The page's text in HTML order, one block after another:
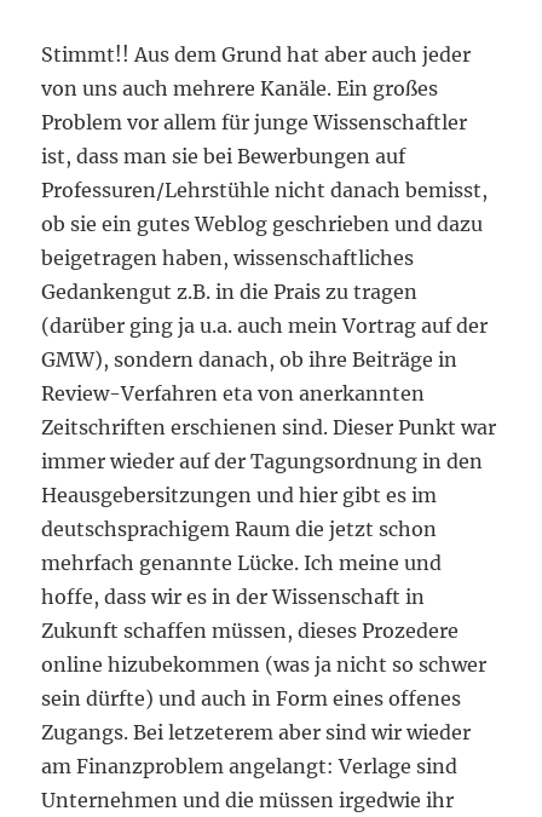
Stimmt!! Aus dem Grund hat aber auch jeder
von uns auch mehrere Kanäle. Ein großes
Problem vor allem für junge Wissenschaftler
ist, dass man sie bei Bewerbungen auf
Professuren/Lehrstühle nicht danach bemisst,
ob sie ein gutes Weblog geschrieben und dazu
beigetragen haben, wissenschaftliches
Gedankengut z.B. in die Prais zu tragen
(darüber ging ja u.a. auch mein Vortrag auf der
GMW), sondern danach, ob ihre Beiträge in
Review-Verfahren eta von anerkannten
Zeitschriften erschienen sind. Dieser Punkt war
immer wieder auf der Tagungsordnung in den
Heausgebersitzungen und hier gibt es im
deutschsprachigem Raum die jetzt schon
mehrfach genannte Lücke. Ich meine und
hoffe, dass wir es in der Wissenschaft in
Zukunft schaffen müssen, dieses Prozedere
online hizubekommen (was ja nicht so schwer
sein dürfte) und auch in Form eines offenes
Zugangs. Bei letzeterem aber sind wir wieder
am Finanzproblem angelangt: Verlage sind
Unternehmen und die müssen irgedwie ihr